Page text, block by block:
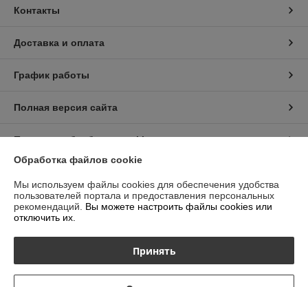
Контакты
Доставка и оплата
График работы
Полная версия сайта
Политика обработки cookies
Информация для покупателя
Обработка файлов cookie
Мы используем файлы cookies для обеспечения удобства
пользователей портала и предоставления персональных
рекомендаций. Вы можете настроить файлы cookies или
отключить их.
Принять